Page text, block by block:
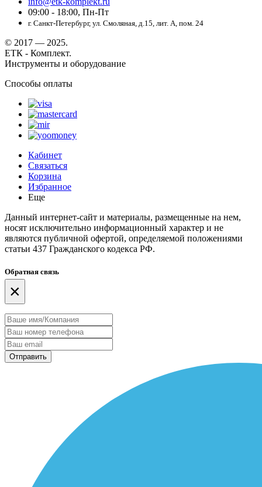
09:00 - 18:00, Пн-Пт
г. Санкт-Петербург, ул. Смоляная, д.15, лит. А, пом. 24
© 2017 — 2025.
ЕТК - Комплект.
Инструменты и оборудование
Способы оплаты
Кабинет
Связаться
Корзина
Избранное
Еще
Данный интернет-сайт и материалы, размещенные на нем,
носят исключительно информационный характер и не
являются публичной офертой, определяемой положениями
статьи 437 Гражданского кодекса РФ.
Обратная связь
×
Отправить